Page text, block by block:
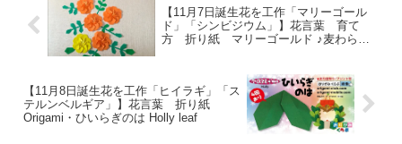
【11月7日誕生花を工作「マリーゴール
ド」「シンビジウム」】花言葉 育て
方 折り紙 マリーゴールド ♪麦わら
【11月8日誕生花を工作「ヒイラギ」「ス
テルンベルギア」】花言葉 折り紙
Origami・ひいらぎのは Holly leaf